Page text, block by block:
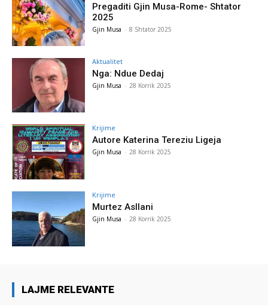
Pregaditi Gjin Musa-Rome- Shtator
2025
Gjin Musa - 8 Shtator 2025
Aktualitet
Nga: Ndue Dedaj
Gjin Musa - 28 Korrik 2025
Krijime
Autore Katerina Tereziu Ligeja
Gjin Musa - 28 Korrik 2025
Krijime
Murtez Asllani
Gjin Musa - 28 Korrik 2025
LAJME RELEVANTE